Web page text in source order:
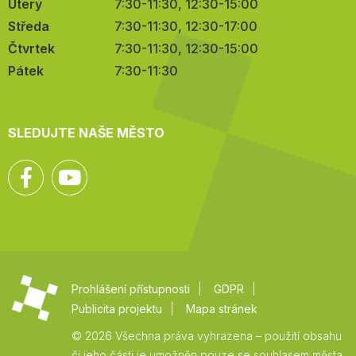
Úterý
7:30-11:30, 12:30-15:00
Středa
7:30-11:30, 12:30-17:00
Čtvrtek
7:30-11:30, 12:30-15:00
Pátek
7:30-11:30
SLEDUJTE NAŠE MĚSTO
Facebook
Prohlášení přístupnosti
GDPR
Publicita projektu
Mapa stránek
© 2026 Všechna práva vyhrazena – použití obsahu